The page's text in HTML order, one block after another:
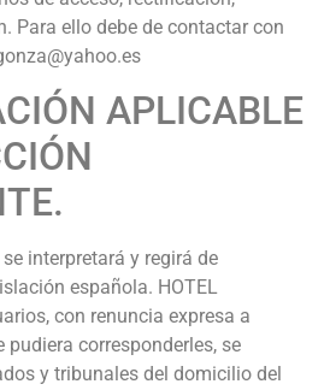
Para ello debe de contactar con
APLICABLE
interpretará y regirá de
española. HOTEL
con renuncia expresa a
corresponderles, se
y tribunales del domicilio del